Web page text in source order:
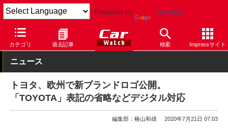
Powered by Translate
カテゴリ 過去記事 検索 Impressサイト
Car Watch 自動車 トヨタ
ニュース
トヨタ、欧州で新ブランドロゴ公開。
「TOYOTA」表記の省略などデジタル対応
編集部：椿山和雄 2020年7月21日 07:03